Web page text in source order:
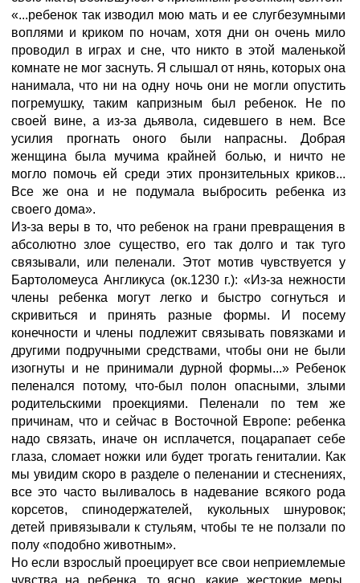
«...ребенок так изводил мою мать и ее слугбезумными
воплями и криком по ночам, хотя дни он очень мило
проводил в играх и сне, что никто в этой маленькой
комнате не мог заснуть. Я слышал от нянь, которых она
нанимала, что ни на одну ночь они не могли опустить
погремушку, таким капризным был ребенок. Не по
своей вине, а из-за дьявола, сидевшего в нем. Все
усилия прогнать оного были напрасны. Добрая
женщина была мучима крайней болью, и ничто не
могло помочь ей среди этих пронзительных криков...
Все же она и не подумала выбросить ребенка из
своего дома».
Из-за веры в то, что ребенок на грани превращения в
абсолютно злое существо, его так долго и так туго
связывали, или пеленали. Этот мотив чувствуется у
Бартоломеуса Англикуса (ок.1230 г.): «Из-за нежности
члены ребенка могут легко и быстро согнуться и
скривиться и принять разные формы. И посему
конечности и члены подлежит связывать повязками и
другими подручными средствами, чтобы они не были
изогнуты и не принимали дурной формы...» Ребенок
пеленался потому, что-был полон опасными, злыми
родительскими проекциями. Пеленали по тем же
причинам, что и сейчас в Восточной Европе: ребенка
надо связать, иначе он исплачется, поцарапает себе
глаза, сломает ножки или будет трогать гениталии. Как
мы увидим скоро в разделе о пеленании и стеснениях,
все это часто выливалось в надевание всякого рода
корсетов, спинодержателей, кукольных шнуровок;
детей привязывали к стульям, чтобы те не ползали по
полу «подобно животным».
Но если взрослый проецирует все свои неприемлемые
чувства на ребенка, то ясно, какие жестокие меры,